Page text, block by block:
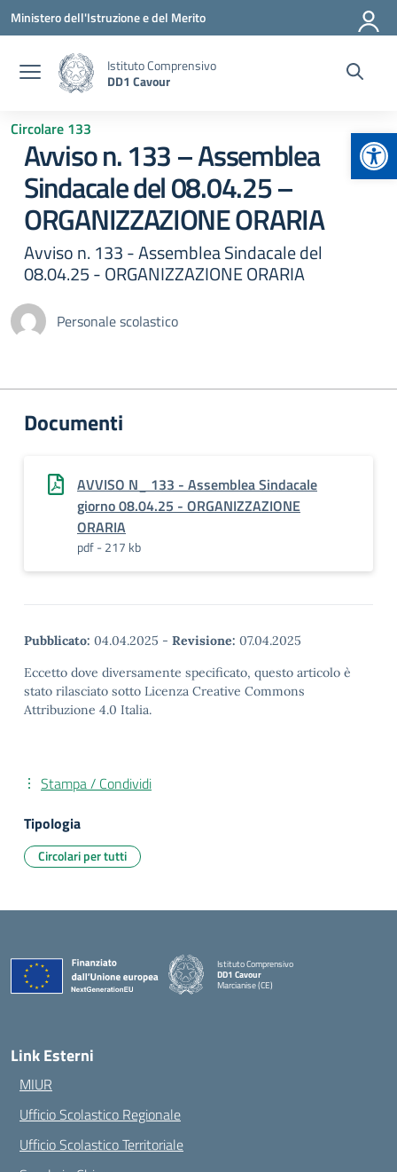
Vai ai contenuti
Vai al menu di navigazione
Vai al footer
Ministero dell'Istruzione e del Merito
Istituto Comprensivo
DD1 Cavour
Circolare 133
Avviso n. 133 – Assemblea
Sindacale del 08.04.25 –
ORGANIZZAZIONE ORARIA
Avviso n. 133 - Assemblea Sindacale del
08.04.25 - ORGANIZZAZIONE ORARIA
Personale scolastico
Documenti
AVVISO N_ 133 - Assemblea Sindacale
giorno 08.04.25 - ORGANIZZAZIONE
ORARIA
pdf - 217 kb
Pubblicato: 04.04.2025 - Revisione: 07.04.2025
Eccetto dove diversamente specificato, questo articolo è
stato rilasciato sotto Licenza Creative Commons
Attribuzione 4.0 Italia.
Stampa / Condividi
Tipologia
Circolari per tutti
Istituto Comprensivo
DD1 Cavour
Marcianise (CE)
Link Esterni
MIUR
Ufficio Scolastico Regionale
Ufficio Scolastico Territoriale